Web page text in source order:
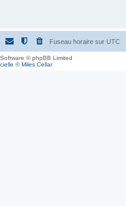
Fuseau horaire sur UTC
© phpBB Limited
©Miles Cellar